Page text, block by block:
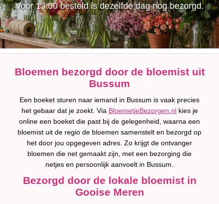
Voor 13:00 besteld is dezelfde dag nog bezorgd.
Bloemen bezorgd door de bloemist uit
Bussum
Een boeket sturen naar iemand in Bussum is vaak precies
het gebaar dat je zoekt. Via BloemetjeBezorgen.nlkies je
online een boeket die past bij de gelegenheid, waarna een
bloemist uit de regio de bloemen samenstelt en bezorgd op
het door jou opgegeven adres. Zo krijgt de ontvanger
bloemen die net gemaakt zijn, met een bezorging die
netjes en persoonlijk aanvoelt in Bussum.
Bezorgd door de lokale bloemist in
Gooise Meren